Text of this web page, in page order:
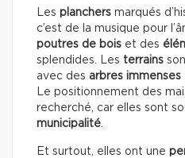
Les planchers marqués
c’est de la musique pour
poutres de bois et des
splendides. Les terrains
avec des arbres immenses
Le positionnement des
recherché, car elles sont
municipalité.
Et surtout, elles ont une